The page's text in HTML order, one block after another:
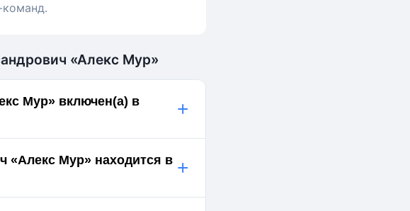
«Алекс Мур»
Мур» включен(а) в
+
«Алекс Мур» находится в +